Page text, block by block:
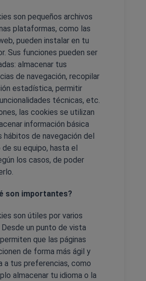
son pequeños archivos
plataformas, como las
pueden instalar en tu
Sus funciones pueden ser
almacenar tus
de navegación, recopilar
estadística, permitir
técnicas, etc.
las cookies se utilizan
información básica
hábitos de navegación del
de su equipo, hasta el
los casos, de poder
son importantes?
son útiles por varios
un punto de vista
que las páginas
de forma más ágil y
a tus preferencias, como
almacenar tu idioma o la